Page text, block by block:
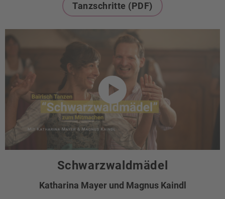
Tanzschritte (PDF)
Schwarzwaldmädel
Katharina Mayer und Magnus Kaindl